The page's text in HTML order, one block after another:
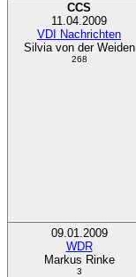
CCS
11.04.2009
VDI Nachrichten
Silvia von der Weiden
268
09.01.2009
WDR
Markus Rinke
3